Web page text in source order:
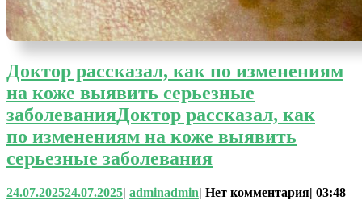
Доктор рассказал, как по изменениям
на коже выявить серьезные
заболеванияДоктор рассказал, как
по изменениям на коже выявить
серьезные заболевания
24.07.202524.07.2025| adminadmin| Нет комментария| 03:48